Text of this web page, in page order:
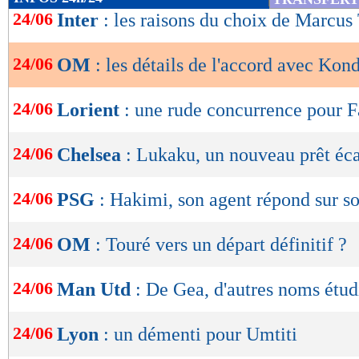
de
OK
24/06 Inter : les raisons du choix de
24/06 OM : les détails de l'accord avec
24/06 Lorient : une rude concurrence pour
24/06 Chelsea : Lukaku, un nouveau prêt
24/06 PSG : Hakimi, son agent répond sur
24/06 OM : Touré vers un départ définitif ?
24/06 Man Utd : De Gea, d'autres noms
24/06 Lyon : un démenti pour Umtiti